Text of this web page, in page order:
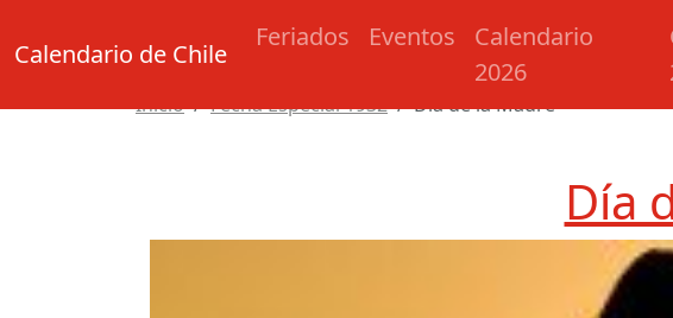
Calendario de Chile
Feriados Eventos
Calendario
2026
Inicio Fecha Especial 1932 Día de la Madre
Día